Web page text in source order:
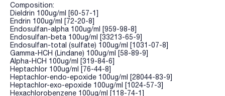
Composition:
Dieldrin 100ug/ml [60-57-1]
Endrin 100ug/ml [72-20-8]
Endosulfan-alpha 100ug/ml [959-98-8]
Endosulfan-beta 100ug/ml [33213-65-9]
Endosulfan-total (sulfate) 100ug/ml [1031-07-8]
Gamma-HCH (Lindane) 100ug/ml [58-89-9]
Alpha-HCH 100ug/ml [319-84-6]
Heptachlor 100ug/ml [76-44-8]
Heptachlor-endo-epoxide 100ug/ml [28044-83-9]
Heptachlor-exo-epoxide 100ug/ml [1024-57-3]
Hexachlorobenzene 100ug/ml [118-74-1]